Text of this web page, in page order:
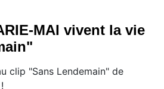
MAI vivent la vie
clip "Sans Lendemain" de